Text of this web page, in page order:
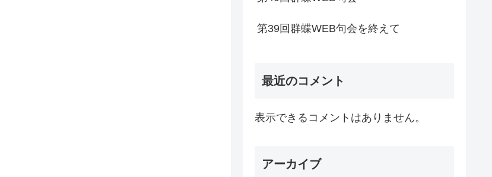
第39回群蝶WEB句会を終えて
最近のコメント
表示できるコメントはありません。
アーカイブ